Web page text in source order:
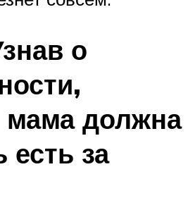
о
должна
есть за